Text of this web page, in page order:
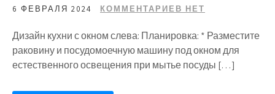
6 ФЕВРАЛЯ 2024 КОММЕНТАРИЕВ НЕТ
Дизайн кухни с окном слева: Планировка: * Разместите
раковину и посудомоечную машину под окном для
естественного освещения при мытье посуды […]